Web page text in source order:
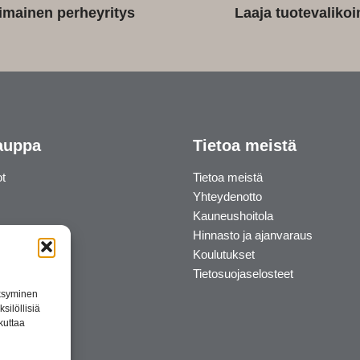
perheyritys Laaja
Tietoa meistä
Tietoa meistä
Yhteydenotto
Kauneushoitola
Hinnasto ja ajanvaraus
Koulutukset
Tietosuojaselosteet